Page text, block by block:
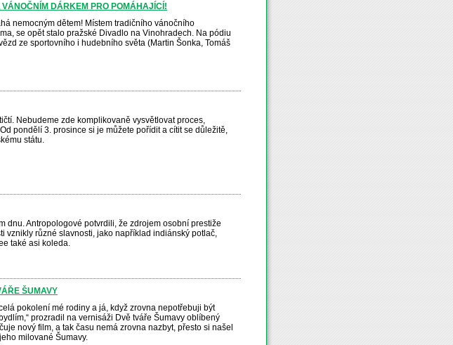
DÁRKEM PRO POMÁHAJÍCÍ!
nemocným dětem! Místem tradičního vánočního
se opět stalo pražské Divadlo na Vinohradech. Na pódiu
ze sportovního i hudebního světa (Martin Šonka, Tomáš
Nebudeme zde komplikovaně vysvětlovat proces,
pondělí 3. prosince si je můžete pořídit a cítit se důležitě,
státu.
dnu. Antropologové potvrdili, že zdrojem osobní prestiže
vznikly různé slavnosti, jako například indiánský potlač,
také asi koleda.
ŠUMAVY
pokolení mé rodiny a já, když zrovna nepotřebuji být
prozradil na vernisáži Dvě tváře Šumavy oblíbený
nový film, a tak času nemá zrovna nazbyt, přesto si našel
milované Šumavy.